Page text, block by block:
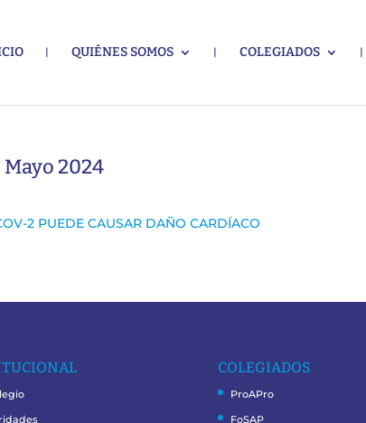
QUIÉNES SOMOS COLEGIADOS
2024
2 PUEDE CAUSAR DAÑO CARDÍACO
COLEGIADOS
ProAPro
FoSAP